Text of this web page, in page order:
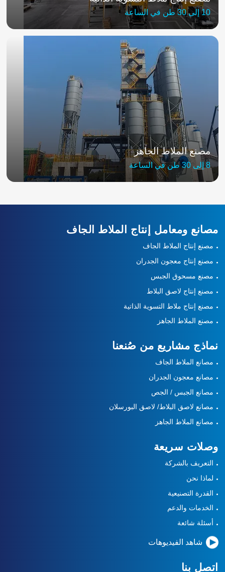
10 إلى 30 طن في الساعة
مصنع الملاط الجاهز
8 إلى 30 طن في الساعة
مصانع ومعامل إنتاج الملاط الجاف
مصنع إنتاج الملاط الجاف
مصنع إنتاج معجون الجدران
مصنع مسحوق الجبس
مصنع إنتاج لاصق البلاط
مصنع إنتاج ملاط التسوية الذاتية
مصنع الملاط الجاهز
نماذج مشاريع من صُنعنا
مصانع الملاط الجاف
مصانع معجون الجدران
مصانع الجبس / الجص
مصانع لاصق البلاط/ لاصق البورسلان
مصانع الملاط الجاهز
وصلات سريعة
التعريف بالشركة
لماذا نحن
القدرة التصنيعية
الخدمات والدعم
أسئلة شائعة
شاهد الفيديوهات
اتصل بنا